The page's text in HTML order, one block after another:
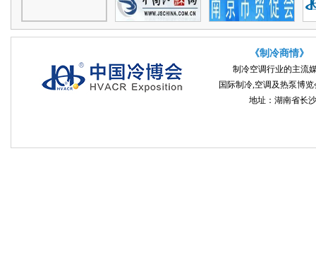
《制冷商情》
制冷空调行业的主流
国际制冷,空调及热泵博
地址：湖南省长